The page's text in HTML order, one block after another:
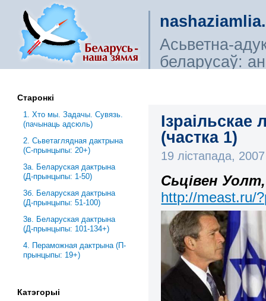
Асьветна-
беларусаў:
(частка 1)
19 лістапада,
Сьцівен
http://meast.ru/
Старонкі
1. Хто мы. Задачы. Сувязь.
(пачынаць адсюль)
2. Сьветаглядная дактрына
(С-прынцыпы: 20+)
3a. Беларуская дактрына
(Д-прынцыпы: 1-50)
3б. Беларуская дактрына
(Д-прынцыпы: 51-100)
3в. Беларуская дактрына
(Д-прынцыпы: 101-134+)
4. Пераможная дактрына (П-
прынцыпы: 19+)
Катэгорыі